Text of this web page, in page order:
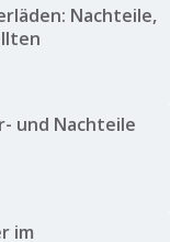
Nachteile,
und Nachteile
im